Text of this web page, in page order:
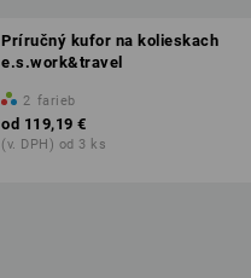
Príručný kufor na kolieskach
e.s.work&travel
2 farieb
od 119,19 €
(v. DPH) od 3 ks